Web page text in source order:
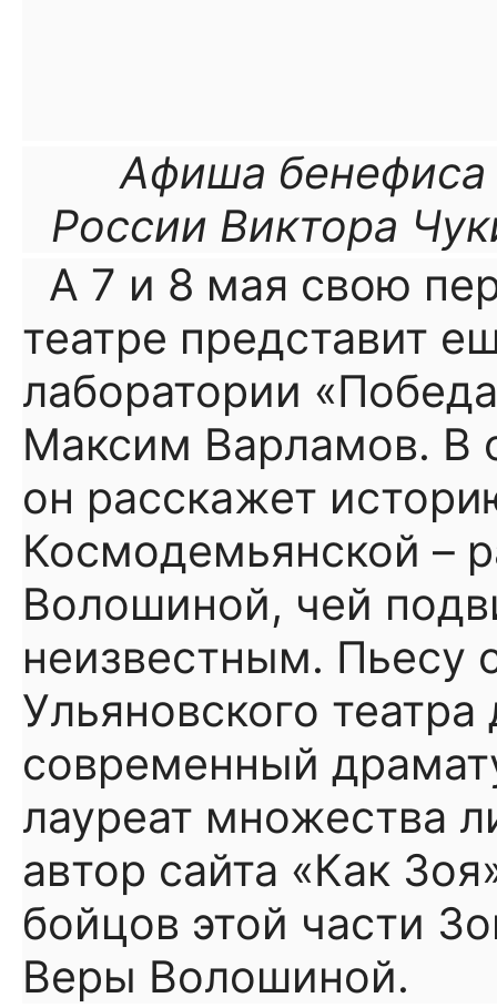
Афиша бенефиса
России Виктора
А 7 и 8 мая свою
театре представит
лаборатории
Максим Варламов. В
он расскажет
Космодемьянской –
Волошиной, чей
неизвестным. Пьесу
Ульяновского
современный
лауреат множества
автор сайта «Как
бойцов этой части
Веры Волошиной.